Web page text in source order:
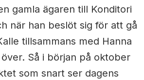
gamla ägaren till Konditori
när han beslöt sig för att gå
tillsammans med Hanna
Så i början på oktober
som snart ser dagens